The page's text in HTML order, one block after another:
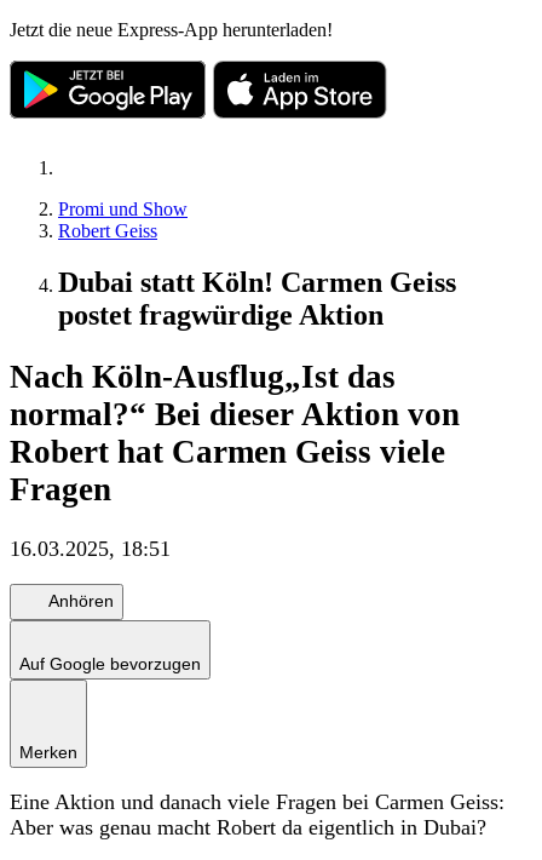
Jetzt die neue Express-App herunterladen!
Promi und Show
Robert Geiss
Dubai statt Köln! Carmen Geiss
postet fragwürdige Aktion
Nach Köln-Ausflug„Ist das
normal?“ Bei dieser Aktion von
Robert hat Carmen Geiss viele
Fragen
16.03.2025, 18:51
Anhören
Auf Google bevorzugen
Merken
Eine Aktion und danach viele Fragen bei Carmen Geiss:
Aber was genau macht Robert da eigentlich in Dubai?